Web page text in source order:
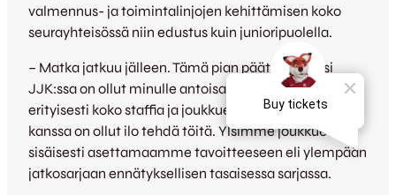
valmennus- ja toimintalinjojen kehittämisen koko
seurayhteisössä niin edustus kuin junioripuolella.
– Matka jatkuu jälleen. Tämä pian päättyvä kausi
JJK:ssa on ollut minulle antoisa ja haluan kiittää siitä
erityisesti koko staffia ja joukkuettamme, joiden
kanssa on ollut ilo tehdä töitä. Ylsimme joukkueena
sisäisesti asettamaamme tavoitteeseen eli ylempään
jatkosarjaan ennätyksellisen tasaisessa sarjassa.